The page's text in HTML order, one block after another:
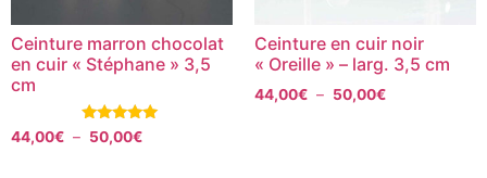
Ceinture marron chocolat
en cuir « Stéphane » 3,5
cm
Note
5.00
44,00€ – 50,00€
Ceinture en cuir noir
« Oreille » – larg. 3,5 cm
44,00€ – 50,00€